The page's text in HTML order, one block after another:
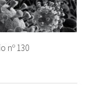
nº 130